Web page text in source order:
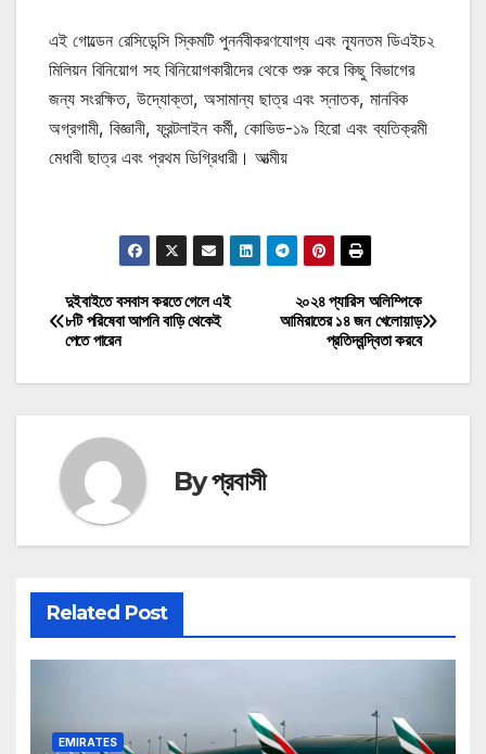
এই গোল্ডেন রেসিডেন্সি স্কিমটি পুনর্নবীকরণযোগ্য এবং ন্যূনতম ডিএইচ২
মিলিয়ন বিনিয়োগ সহ বিনিয়োগকারীদের থেকে শুরু করে কিছু বিভাগের
জন্য সংরক্ষিত, উদ্যোক্তা, অসামান্য ছাত্র এবং স্নাতক, মানবিক
অগ্রগামী, বিজ্ঞানী, ফ্রন্টলাইন কর্মী, কোভিড-১৯ হিরো এবং ব্যতিক্রমী
মেধাবী ছাত্র এবং প্রথম ডিগ্রিধারী। আত্মীয়
Post
navigation
২০২৪ প্যারিস অলিম্পিকে
আমিরাতের ১৪ জন খেলোয়াড়
প্রতিদ্বন্দ্বিতা করবে
দুইবাইতে বসবাস করতে গেলে এই
৮টি পরিষেবা আপনি বাড়ি থেকেই
পেতে পারেন
Byপ্রবাসী
Related Post
EMIRATES